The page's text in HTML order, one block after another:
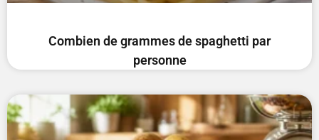
Combien de grammes de spaghetti par
personne